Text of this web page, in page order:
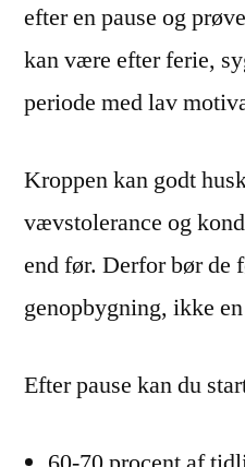
efter en pause og
kan være efter ferie,
periode med lav
Kroppen kan godt
vævstolerance og
end før. Derfor bør de
genopbygning, ikke
Efter pause kan du